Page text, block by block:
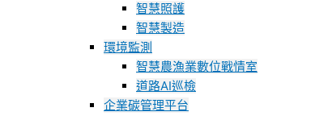
智慧照護
智慧製造
環境監測
智慧農漁業數位戰情室
道路AI巡檢
企業碳管理平台